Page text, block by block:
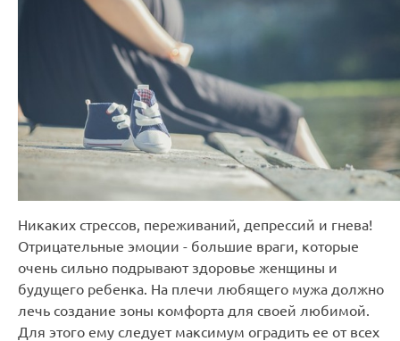
Никаких стрессов, переживаний, депрессий и гнева!
Отрицательные эмоции - большие враги, которые
очень сильно подрывают здоровье женщины и
будущего ребенка. На плечи любящего мужа должно
лечь создание зоны комфорта для своей любимой.
Для этого ему следует максимум оградить ее от всех